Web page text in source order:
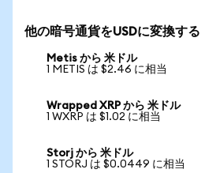
他の暗号通貨をUSDに変換する
Metis から 米ドル
1 METIS は $2.46 に相当
Wrapped XRP から 米ドル
1 WXRP は $1.02 に相当
Storj から 米ドル
1 STORJ は $0.0449 に相当